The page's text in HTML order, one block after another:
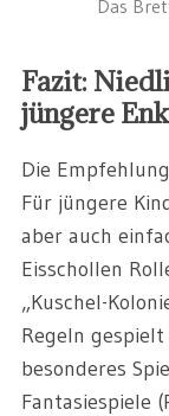
Das
Fazit:
jüngere
Die
Für jüngere
aber auch
Eisschollen
„Kuschel-
Regeln
besonderes
Fantasiespiele